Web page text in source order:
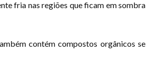
fria nas regiões que ficam em sombra
contém compostos orgânicos se